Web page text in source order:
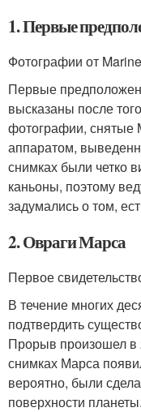
1. Первые
Фотографии от
Первые
высказаны после
фотографии, снятые
аппаратом,
снимках были четко
каньоны, поэтому
задумались о том,
2. Овраги Марса
Первое
В течение многих
подтвердить
Прорыв произошел в
снимках Марса
вероятно, были
поверхности планеты.